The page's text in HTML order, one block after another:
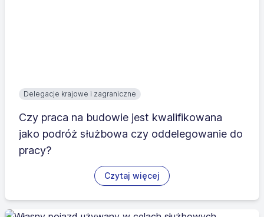
Delegacje krajowe i zagraniczne
Czy praca na budowie jest kwalifikowana
jako podróż służbowa czy oddelegowanie do
pracy?
Czytaj więcej